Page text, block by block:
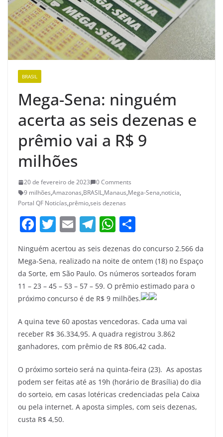
BRASIL
Mega-Sena: ninguém
acerta as seis dezenas e
prêmio vai a R$ 9
milhões
20 de fevereiro de 2023
0 Comments
9 milhões,Amazonas,BRASIL,Manaus,Mega-Sena,noticia,
Portal QF Noticías,prêmio,seis dezenas
F
a
c
e
b
o
o
k
T
itt
er
E
ai
l
T
el
e
gr
a
m
W
at
s
A
p
p
h
ar
e
Ninguém acertou as seis dezenas do concurso 2.566 da
Mega-Sena, realizado na noite de ontem (18) no Espaço
da Sorte, em São Paulo. Os números sorteados foram
11 – 23 – 45 – 53 – 57 – 59. O prêmio estimado para o
próximo concurso é de R$ 9 milhões.
A quina teve 60 apostas vencedoras. Cada uma vai
receber R$ 36.334,95. A quadra registrou 3.862
ganhadores, com prêmio de R$ 806,42 cada.
O próximo sorteio será na quinta-feira (23). As apostas
podem ser feitas até as 19h (horário de Brasília) do dia
do sorteio, em casas lotéricas credenciadas pela Caixa
ou pela internet. A aposta simples, com seis dezenas,
custa R$ 4,50.